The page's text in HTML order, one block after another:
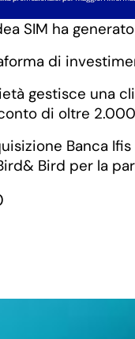
SIM ha
di
gestisce una
di oltre
Banca
Bird per la